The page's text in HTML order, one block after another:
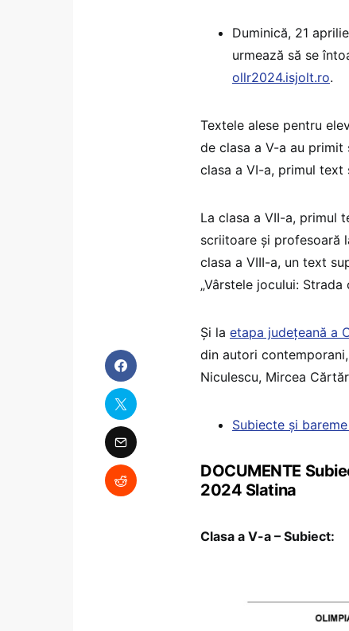
Duminică, 21
urmează să se
ollr2024.isjolt.ro.
Textele alese pentru
de clasa a V-a au primit
clasa a VI-a, primul text
La clasa a VII-a, primul
scriitoare și profesoară
clasa a VIII-a, un text
„Vârstele jocului: Strada
Și la etapa județeană a
din autori
Niculescu, Mircea
Subiecte și bareme
DOCUMENTE
2024 Slatina
Clasa a V-a – Subiect: